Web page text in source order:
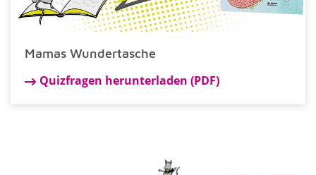
Mamas Wundertasche
Quizfragen herunterladen (PDF)